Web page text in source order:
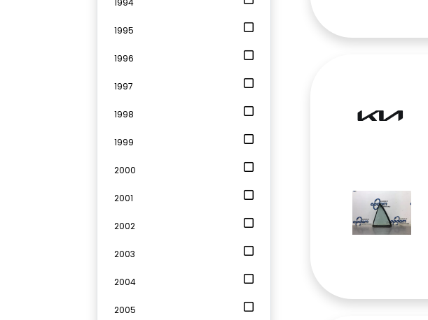
1994
1995
1996
1997
1998
1999
2000
2001
2002
2003
2004
2005